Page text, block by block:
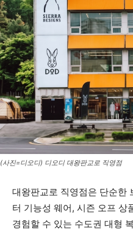
(사진=디오디) 디오디 대왕판교로 직영점
대왕판교로 직영점은 단순한
터 기능성 웨어, 시즌 오프 상
경험할 수 있는 수도권 대형